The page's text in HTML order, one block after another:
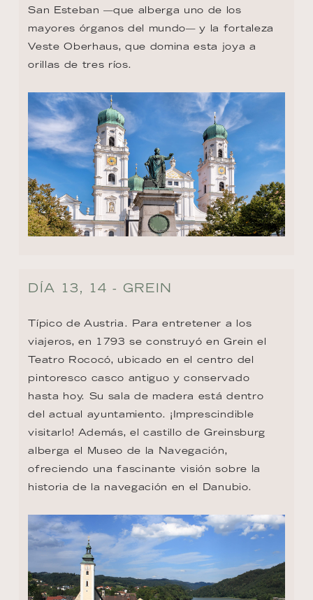
San Esteban —que alberga uno de los
mayores órganos del mundo— y la fortaleza
Veste Oberhaus, que domina esta joya a
orillas de tres ríos.
DÍA 13, 14 - GREIN
Típico de Austria. Para entretener a los
viajeros, en 1793 se construyó en Grein el
Teatro Rococó, ubicado en el centro del
pintoresco casco antiguo y conservado
hasta hoy. Su sala de madera está dentro
del actual ayuntamiento. ¡Imprescindible
visitarlo! Además, el castillo de Greinsburg
alberga el Museo de la Navegación,
ofreciendo una fascinante visión sobre la
historia de la navegación en el Danubio.